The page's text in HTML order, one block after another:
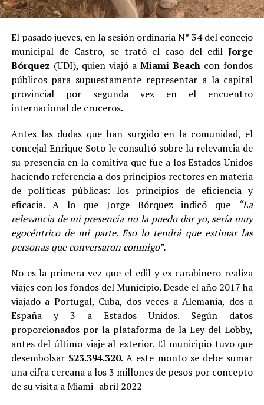
El pasado jueves, en la sesión ordinaria N° 34 del concejo
municipal de Castro, se trató el caso del edilJorge
Bórquez (UDI), quien viajó aMiami Beach con fondos
públicos para supuestamente representar a la capital
provincial por segunda vez en el encuentro
internacional de cruceros.
Antes las dudas que han surgido en la comunidad, el
concejal Enrique Soto le consultó sobre la relevancia de
su presencia en la comitiva que fue a los Estados Unidos
haciendo referencia a dos principios rectores en materia
de políticas públicas: los principios de eficiencia y
eficacia. A lo que Jorge Bórquez indicó que
“La
relevancia de mi presencia no la puedo dar yo, sería muy
egocéntrico de mi parte. Eso lo tendrá que estimar las
personas que conversaron conmigo”.
No es la primera vez que el edil y ex carabinero realiza
viajes con los fondos del Municipio. Desde el año 2017 ha
viajado a Portugal, Cuba, dos veces a Alemania, dos a
España y 3 a Estados Unidos. Según datos
proporcionados por la plataforma de la Ley del Lobby,
antes del último viaje al exterior. El municipio tuvo que
desembolsar $23.394.320. A este monto se debe sumar
una cifra cercana a los 3 millones de pesos por concepto
de su visita a Miami -abril 2022-